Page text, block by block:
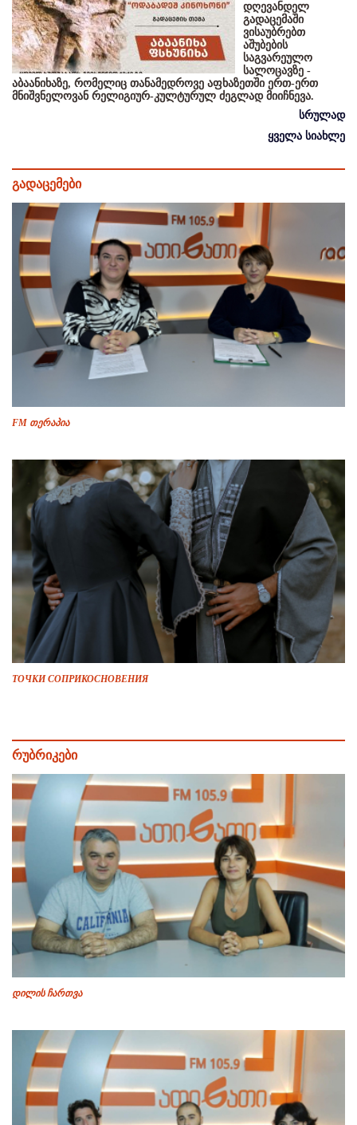
დღევანდელ
გადაცემაში
ვისაუბრებთ
აშუბების
საგვარეულო
სალოცავზე -
აბაანიხაზე, რომელიც თანამედროვე აფხაზეთში ერთ-ერთ
მნიშვნელოვან რელიგიურ-კულტურულ ძეგლად მიიჩნევა.
სრულად
ყველა სიახლე
გადაცემები
FM თერაპია
ТОЧКИ СОПРИКОСНОВЕНИЯ
რუბრიკები
დილის ჩართვა